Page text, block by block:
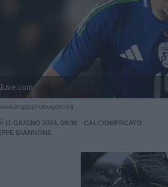
11 GIUGNO 2024, 09:30
CALCIOMERCATO
GIANNONE